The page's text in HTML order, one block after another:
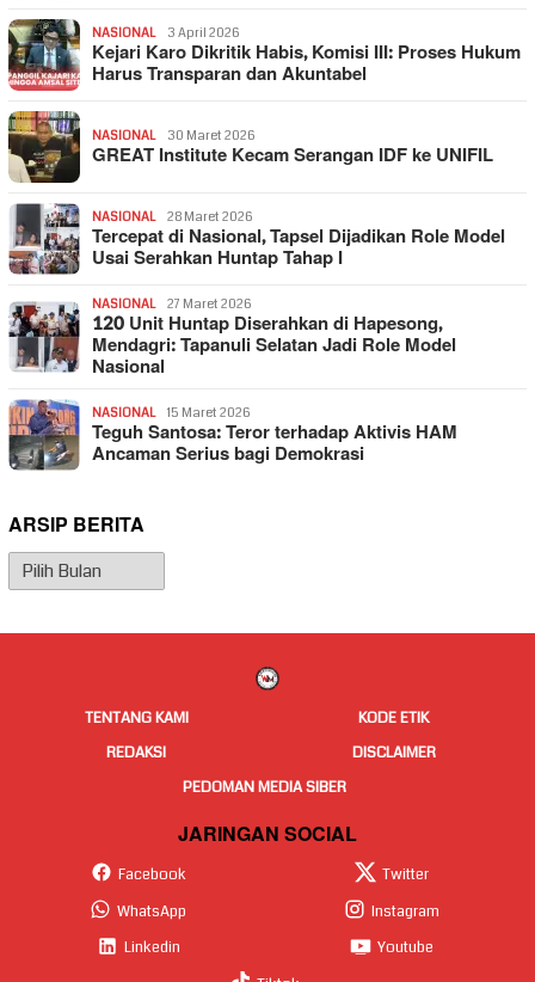
NASIONAL 3 April 2026
Kejari Karo Dikritik Habis, Komisi III: Proses Hukum
Harus Transparan dan Akuntabel
NASIONAL 30 Maret 2026
GREAT Institute Kecam Serangan IDF ke UNIFIL
NASIONAL 28 Maret 2026
Tercepat di Nasional, Tapsel Dijadikan Role Model
Usai Serahkan Huntap Tahap I
NASIONAL 27 Maret 2026
120 Unit Huntap Diserahkan di Hapesong,
Mendagri: Tapanuli Selatan Jadi Role Model
Nasional
NASIONAL 15 Maret 2026
Teguh Santosa: Teror terhadap Aktivis HAM
Ancaman Serius bagi Demokrasi
ARSIP BERITA
Arsip
Berita
TENTANG KAMI
KODE ETIK
REDAKSI
DISCLAIMER
PEDOMAN MEDIA SIBER
JARINGAN SOCIAL
Facebook
Twitter
WhatsApp
Instagram
Linkedin
Youtube